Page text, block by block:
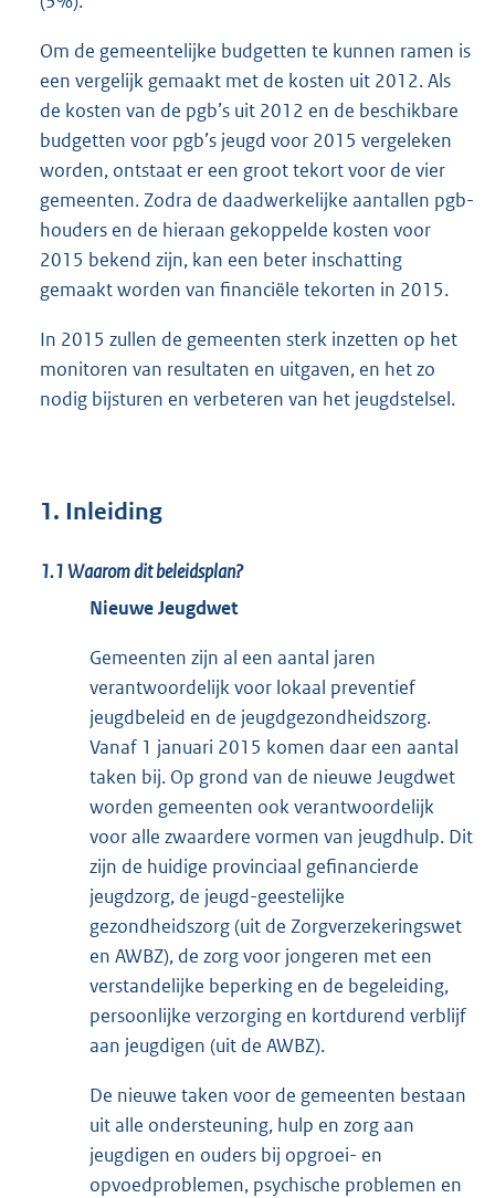
Om de gemeentelijke budgetten te kunnen ramen is
een vergelijk gemaakt met de kosten uit 2012. Als
de kosten van de pgb’s uit 2012 en de beschikbare
budgetten voor pgb’s jeugd voor 2015 vergeleken
worden, ontstaat er een groot tekort voor de vier
gemeenten. Zodra de daadwerkelijke aantallen pgb-
houders en de hieraan gekoppelde kosten voor
2015 bekend zijn, kan een beter inschatting
gemaakt worden van financiële tekorten in 2015.
In 2015 zullen de gemeenten sterk inzetten op het
monitoren van resultaten en uitgaven, en het zo
nodig bijsturen en verbeteren van het jeugdstelsel.
1. Inleiding
1.1 Waarom dit beleidsplan?
Nieuwe Jeugdwet
Gemeenten zijn al een aantal jaren
verantwoordelijk voor lokaal preventief
jeugdbeleid en de jeugdgezondheidszorg.
Vanaf 1 januari 2015 komen daar een aantal
taken bij. Op grond van de nieuwe Jeugdwet
worden gemeenten ook verantwoordelijk
voor alle zwaardere vormen van jeugdhulp. Dit
zijn de huidige provinciaal gefinancierde
jeugdzorg, de jeugd-geestelijke
gezondheidszorg (uit de Zorgverzekeringswet
en AWBZ), de zorg voor jongeren met een
verstandelijke beperking en de begeleiding,
persoonlijke verzorging en kortdurend verblijf
aan jeugdigen (uit de AWBZ).
De nieuwe taken voor de gemeenten bestaan
uit alle ondersteuning, hulp en zorg aan
jeugdigen en ouders bij opgroei- en
opvoedproblemen, psychische problemen en